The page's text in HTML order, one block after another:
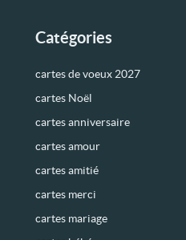
Catégories
cartes de voeux 2027
cartes Noël
cartes anniversaire
cartes amour
cartes amitié
cartes merci
cartes mariage